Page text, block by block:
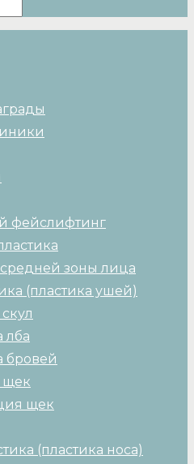
фейслифтинг
зоны лица
(пластика ушей)
лба
бровей
щек
щек
(пластика носа)